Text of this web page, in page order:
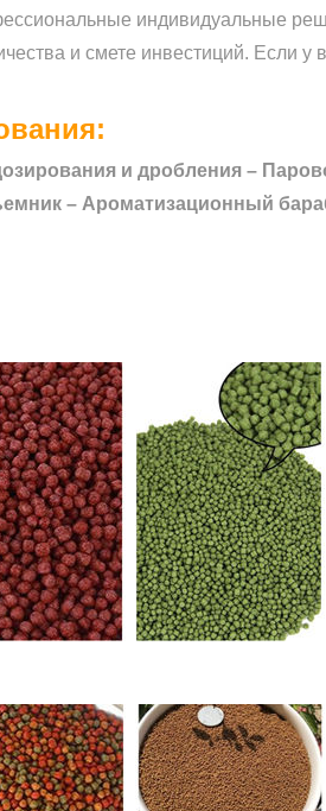
индивидуальные
и смете инвестиций. Если
и дробления –
– Ароматизационный